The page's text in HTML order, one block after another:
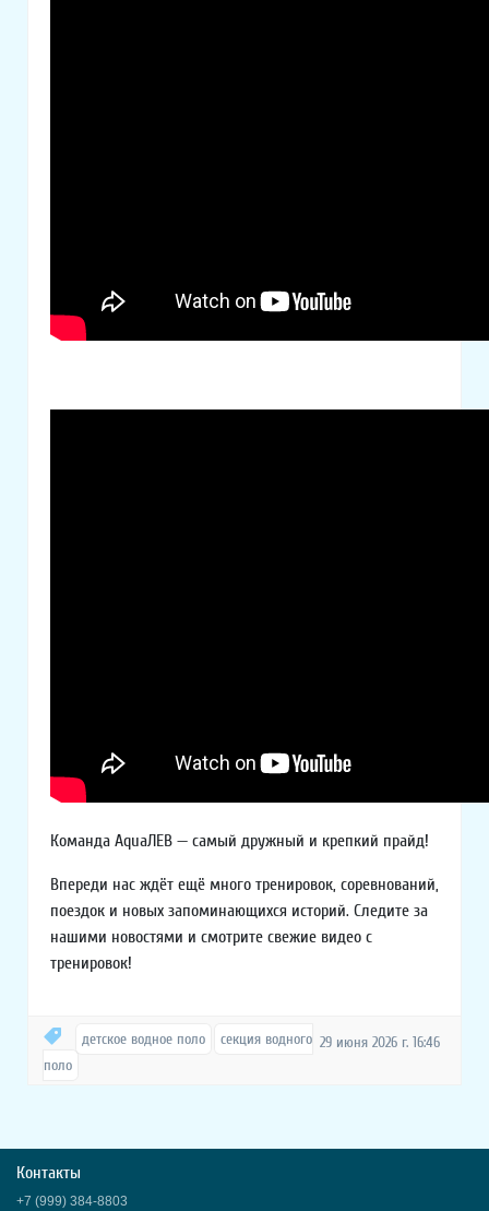
Команда AquaЛЕВ — самый дружный и крепкий прайд!
Впереди нас ждёт ещё много тренировок, соревнований,
поездок и новых запоминающихся историй. Следите за
нашими новостями и смотрите свежие видео с
тренировок!
29 июня 2026 г. 16:46
детское водное поло
секция водного
поло
Контакты
+7 (999) 384-8803